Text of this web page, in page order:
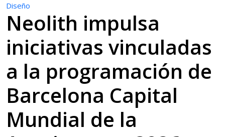
Diseño
Neolith impulsa
iniciativas vinculadas
a la programación de
Barcelona Capital
Mundial de la